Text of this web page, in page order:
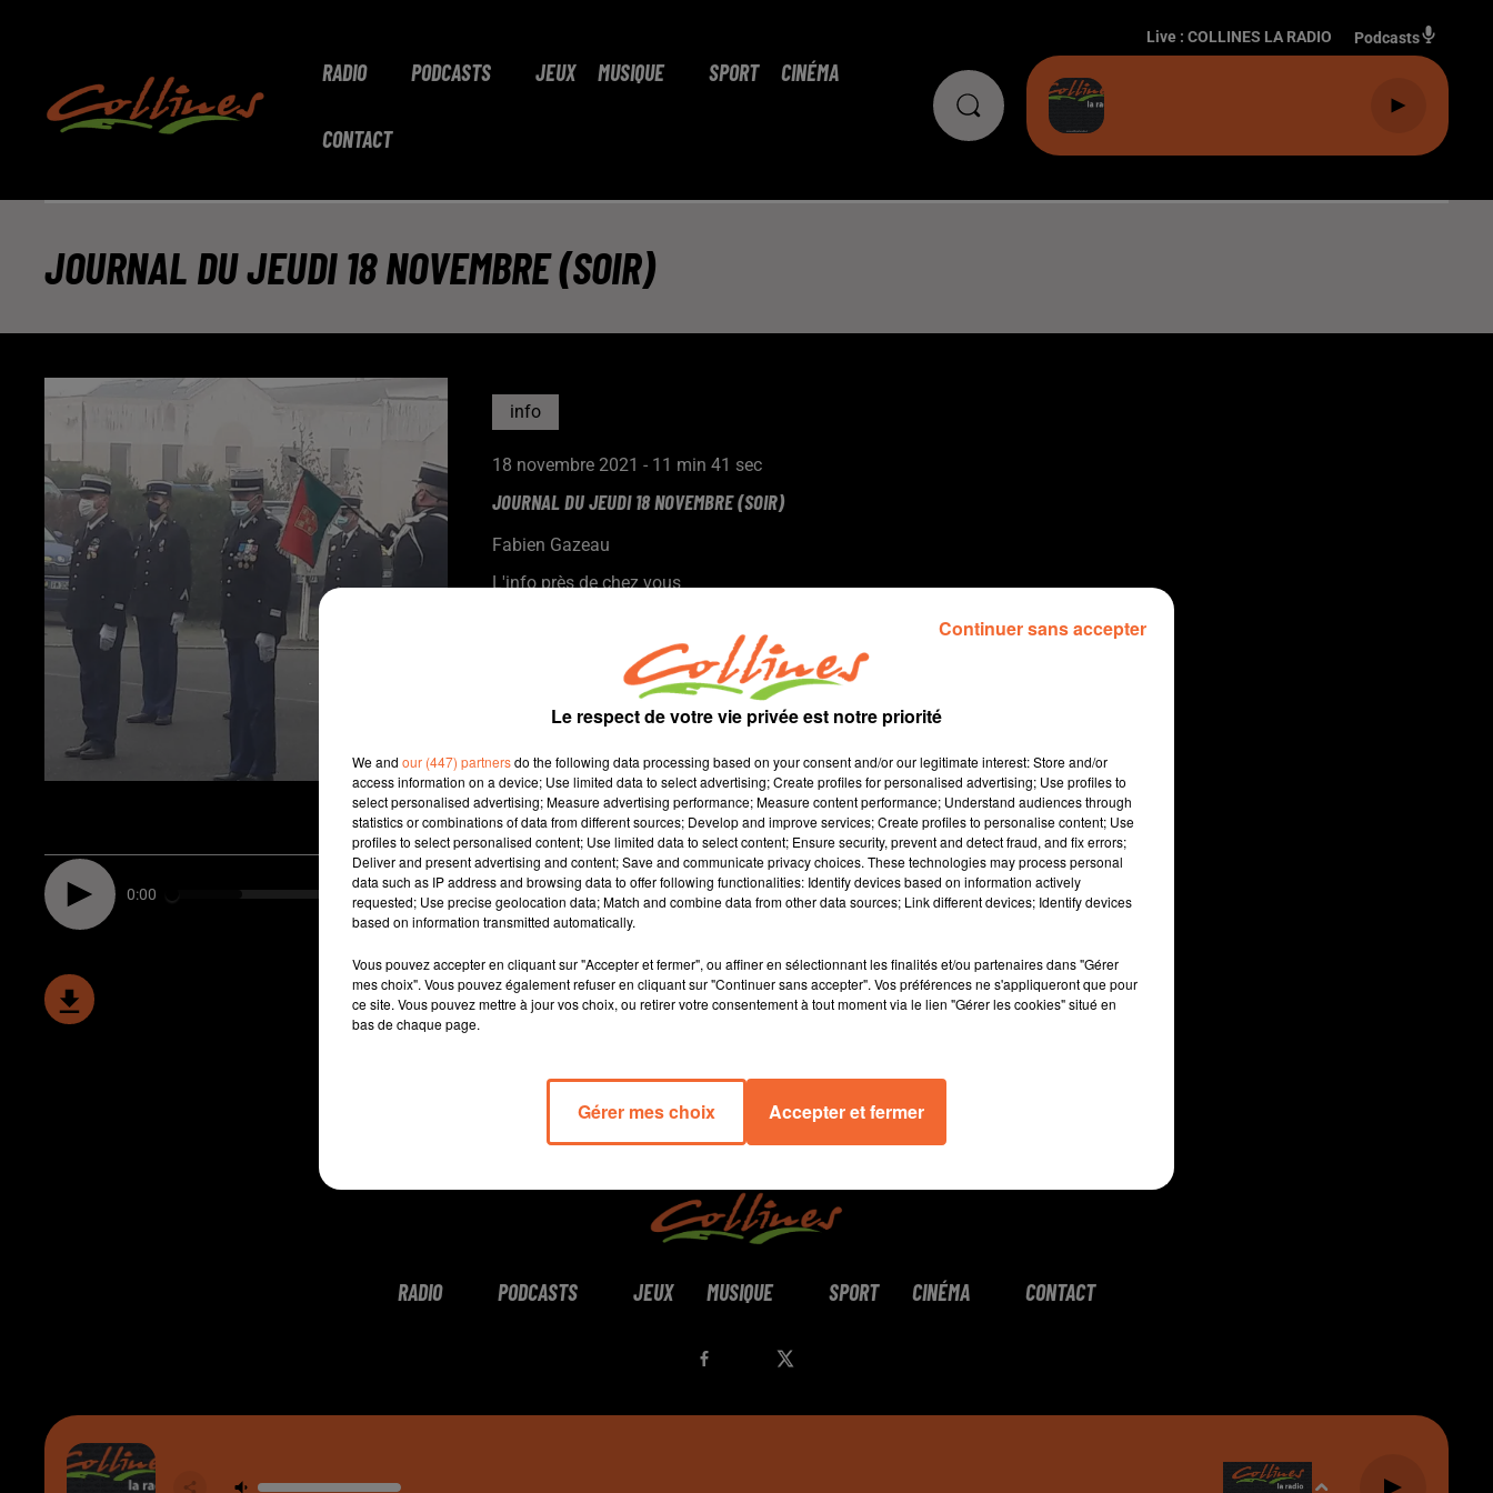
RADIO PODCASTS JEUX MUSIQUE SPORT CINÉMA
CONTACT
Live : COLLINES LA RADIO Podcasts
JOURNAL DU JEUDI 18 NOVEMBRE (SOIR)
info
18 novembre 2021 - 11 min 41 sec
JOURNAL DU JEUDI 18 NOVEMBRE (SOIR)
Fabien Gazeau
L'info près de chez vous
- Dramatique accident ce matin à Allonne, explications en début
- Prise de commandement ce matin à a compagnie de
gendarmerie de Bressuire (photo)
- Le festival des solidarités permet d'éveiller les consciences.
Illustration à travers le smartphone.
- Le Tennis club de Bressuire entame son championnat
samedi...
0:00 11 min 41 sec
RADIO PODCASTS JEUX MUSIQUE SPORT CINÉMA CONTACT
Le respect de votre vie privée est notre priorité
We and our (447) partnersdo the following data processing based on your consent and/or our legitimate interest: Store and/or
access information on a device; Use limited data to select advertising; Create profiles for personalised advertising; Use profiles to
select personalised advertising; Measure advertising performance; Measure content performance; Understand audiences through
statistics or combinations of data from different sources; Develop and improve services; Create profiles to personalise content; Use
profiles to select personalised content; Use limited data to select content; Ensure security, prevent and detect fraud, and fix errors;
Deliver and present advertising and content; Save and communicate privacy choices. These technologies may process personal
data such as IP address and browsing data to offer following functionalities: Identify devices based on information actively
requested; Use precise geolocation data; Match and combine data from other data sources; Link different devices; Identify devices
based on information transmitted automatically.
Vous pouvez accepter en cliquant sur "Accepter et fermer", ou affiner en sélectionnant les finalités et/ou partenaires dans "Gérer
mes choix". Vous pouvez également refuser en cliquant sur "Continuer sans accepter". Vos préférences ne s'appliqueront que pour
ce site. Vous pouvez mettre à jour vos choix, ou retirer votre consentement à tout moment via le lien "Gérer les cookies" situé en
bas de chaque page.
Gérer mes choix Accepter et fermer
Continuer sans accepter